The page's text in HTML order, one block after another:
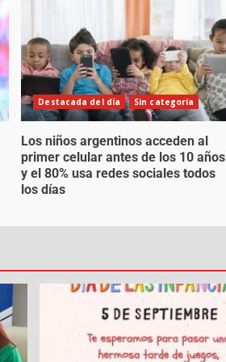
Destacada del día Sin categoría
Los niños argentinos acceden al
primer celular antes de los 10 años
y el 80% usa redes sociales todos
los días